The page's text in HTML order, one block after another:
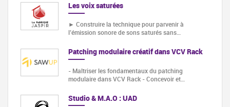
Les voix saturées
► Construire la technique pour parvenir à
l’émission sonore de sons saturés sans…
Patching modulaire créatif dans VCV Rack
- Maîtriser les fondamentaux du patching
modulaire dans VCV Rack - Concevoir et…
Studio & M.A.O : UAD